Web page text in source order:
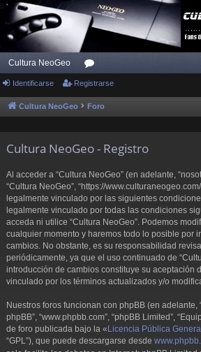
Cultura NeoGeo
or
os
Identificarse Registrarse
Cultura NeoGeo Foro
Cultura NeoGeo - Registro
Al acceder a “Cultura NeoGeo” (en adelante,
“Cultura NeoGeo”, “https://
legalmente vinculado por las siguientes
legalmente vinculado por todas las condiciones
acceda ni utilice “Cultura NeoGeo”. Podemos
cualquier momento y haremos todo lo posible por
cambios. No obstante, es su responsabilidad
periódicamente, ya que el uso continuado de
introducción de cambios constituye su aceptación
vinculado por los términos actualizados y/o
Nuestros foros funcionan con phpBB (en adelante,
phpBB”, “www.phpbb.com”, “phpBB Limited”,
de foro publicada bajo la « Licencia Pública
“GPL”), que puede descargarse desde